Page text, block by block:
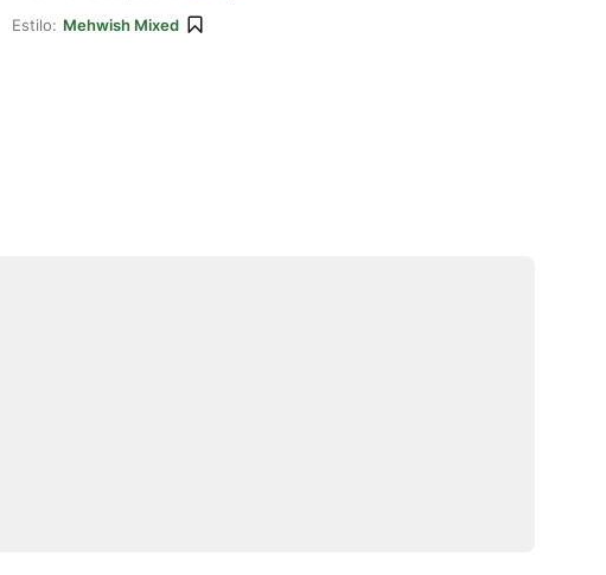
Estilo: Mehwish Mixed